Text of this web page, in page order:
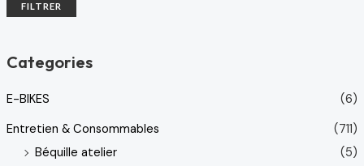
FILTRER
Categories
E-BIKES
(6)
Entretien & Consommables
(711)
Béquille atelier
(5)